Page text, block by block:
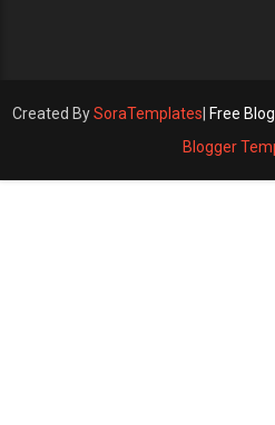
Created BySoraTemplates Free
Blogger